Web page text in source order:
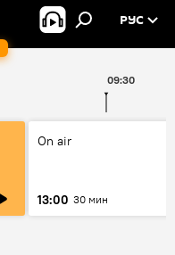
РУС
09:30
On air
13:00 30 мин